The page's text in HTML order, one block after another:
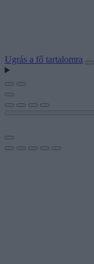
Ugrás a fő tartalomra